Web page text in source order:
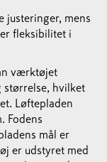
justeringer, mens
fleksibilitet i
værktøjet
størrelse, hvilket
Løftepladen
Fodens
mål er
er udstyret med